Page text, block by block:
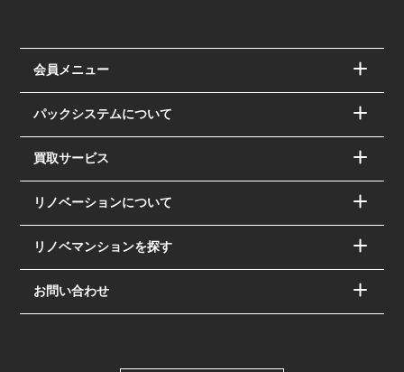
会員メニュー
パックシステムについて
買取サービス
リノベーションについて
リノベマンションを探す
お問い合わせ